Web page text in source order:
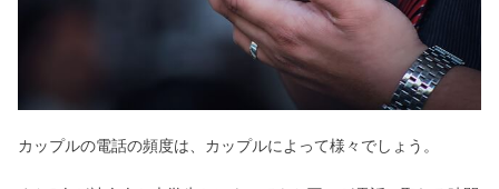
カップルの電話の頻度は、カップルによって様々でしょう。